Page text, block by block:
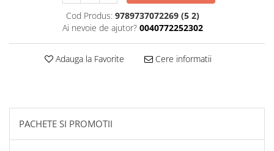
Cod Produs: 9789737072269 (5 2)
Ai nevoie de ajutor? 0040772252302
Adauga la Favorite Cere informatii
PACHETE SI PROMOTII